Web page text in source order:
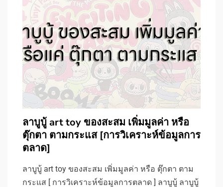
ลาบูบู้ art toy ของสะสม เพิ่มมูลค่า หรือ
ตุ๊กตา ตามกระแส [การวิเคราะห์ข้อมูลการ
ตลาด]
ลาบูบู้ art toy ของสะสม เพิ่มมูลค่า หรือ ตุ๊กตา ตาม
กระแส [ การวิเคราะห์ข้อมูลการตลาด ] ลาบูบู้ ลาบูบู้